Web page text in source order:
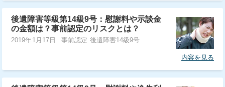
後遺障害等級第14級9号：慰謝料や示談金
の金額は？事前認定のリスクとは？
2019年1月17日 事前認定 後遺障害14級9号
内容を見る